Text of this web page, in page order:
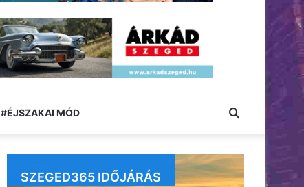
#ÉJSZAKAI MÓD Keresés:
SZEGED365 IDŐJÁRÁS